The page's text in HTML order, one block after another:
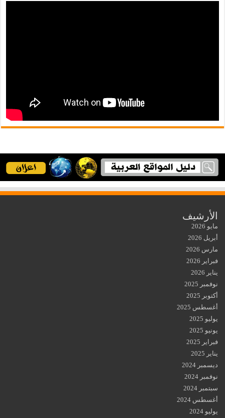
الأرشيف
مايو 2026
أبريل 2026
مارس 2026
فبراير 2026
يناير 2026
نوفمبر 2025
أكتوبر 2025
أغسطس 2025
يوليو 2025
يونيو 2025
فبراير 2025
يناير 2025
ديسمبر 2024
نوفمبر 2024
سبتمبر 2024
أغسطس 2024
يوليو 2024